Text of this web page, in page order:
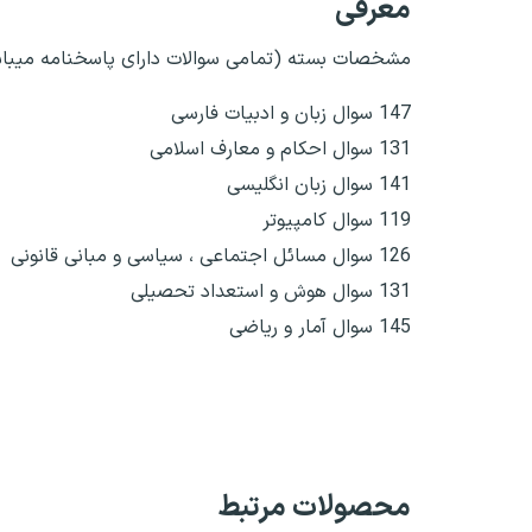
معرفی
مشخصات بسته (تمامی سوالات دارای پاسخنامه
147 سوال زبان و ادبیات فارسی
131 سوال احکام و معارف اسلامی
141 سوال زبان انگلیسی
119 سوال کامپیوتر
126 سوال مسائل اجتماعی ، سیاسی و مبانی قانونی
131 سوال هوش و استعداد تحصیلی
145 سوال آمار و ریاضی
محصولات مرتبط